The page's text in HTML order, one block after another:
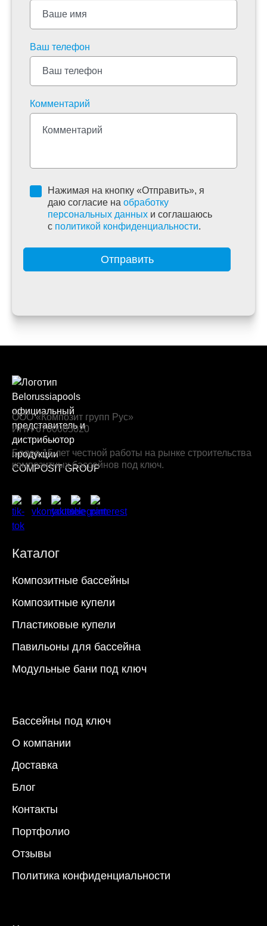
Ваш телефон
Комментарий
Нажимая на кнопку «Отправить», я
даю согласие на обработку
персональных данных и соглашаюсь
c политикой конфиденциальности.
Отправить
ООО «Композит групп Рус»
ИНН 6700005020
Более 15 лет честной работы на рынке строительства
композитных бассейнов под ключ.
Каталог
Композитные бассейны
Композитные купели
Пластиковые купели
Павильоны для бассейна
Модульные бани под ключ
Бассейны под ключ
О компании
Доставка
Блог
Контакты
Портфолио
Отзывы
Политика конфиденциальности